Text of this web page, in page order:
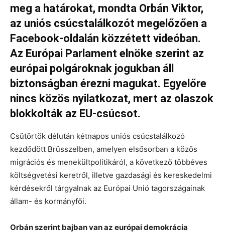
meg a határokat, mondta Orbán Viktor,
az uniós csúcstalálkozót megelőzően a
Facebook-oldalán közzétett videóban.
Az Európai Parlament elnöke szerint az
európai polgároknak jogukban áll
biztonságban érezni magukat. Egyelőre
nincs közös nyilatkozat, mert az olaszok
blokkolták az EU-csúcsot.
Csütörtök délután kétnapos uniós csúcstalálkozó
kezdődött Brüsszelben, amelyen elsősorban a közös
migrációs és menekültpolitikáról, a következő többéves
költségvetési keretről, illetve gazdasági és kereskedelmi
kérdésekről tárgyalnak az Európai Unió tagországainak
állam- és kormányfői.
Orbán szerint bajban van az európai demokrácia